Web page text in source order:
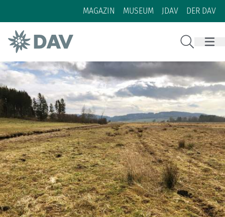
Zum Inhalt
Zur Footer-Navigation
MAGAZIN MUSEUM JDAV DER DAV